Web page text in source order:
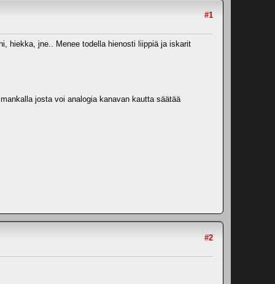
#1
hiekka, jne.. Menee todella hienosti liippiä ja iskarit
josta voi analogia kanavan kautta säätää
#2